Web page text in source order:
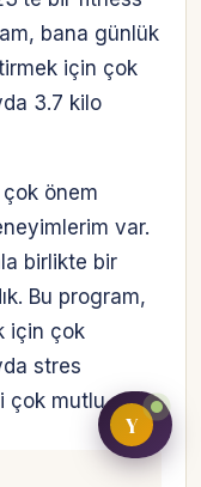
bana günlük
için çok
3.7 kilo
çok önem
var.
birlikte bir
Bu program,
için çok
stres
çok mutlu etti.
Y